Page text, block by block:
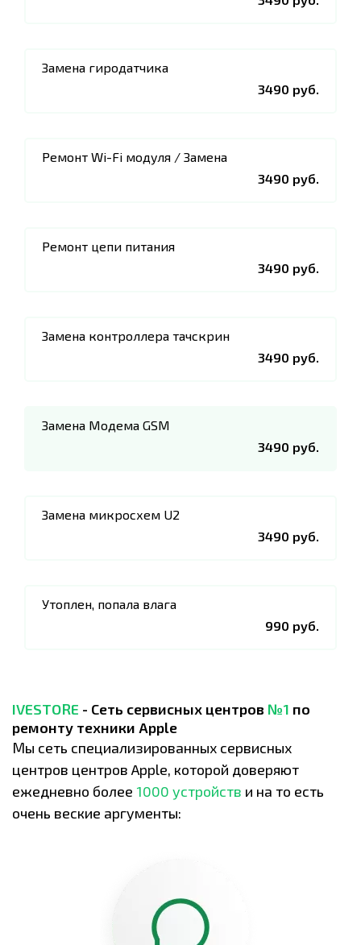
Замена гиродатчика
3490 руб.
Ремонт Wi-Fi модуля / Замена
3490 руб.
Ремонт цепи питания
3490 руб.
Замена контроллера тачскрин
3490 руб.
Замена Модема GSM
3490 руб.
Замена микросхем U2
3490 руб.
Утоплен, попала влага
990 руб.
IVESTORE - Сеть сервисных центров №1 по
ремонту техники Apple
Мы сеть специализированных сервисных
центров центров Apple, которой доверяют
ежедневно более 1000 устройств и на то есть
очень веские аргументы: